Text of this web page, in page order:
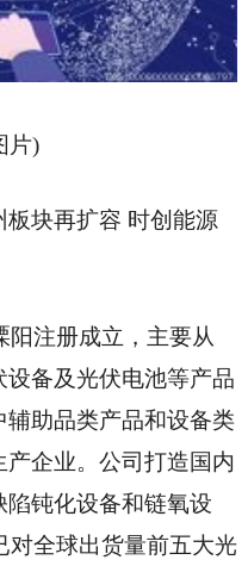
片)
块再扩容 时创能源
阳注册成立，主要从
备及光伏电池等产品
助品类产品和设备类
企业。公司打造国内
钝化设备和链氧设
对全球出货量前五大光